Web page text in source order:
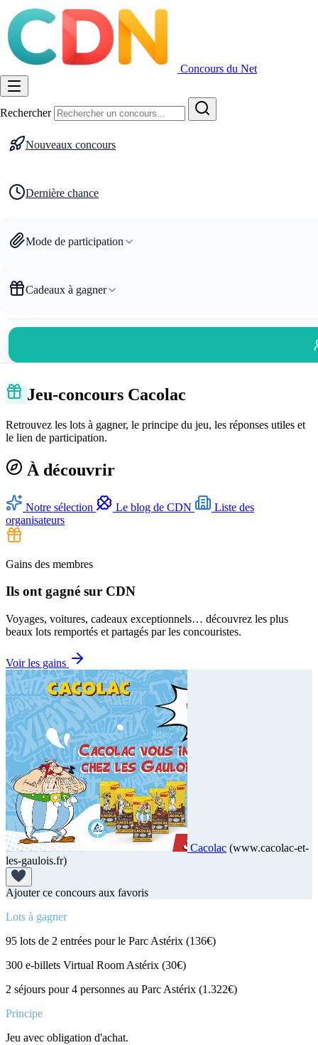
Concours du Net
Rechercher
Nouveaux concours
Dernière chance
Mode de participation
Cadeaux à gagner
Jeu-concours Cacolac
Retrouvez les lots à gagner, le principe du jeu, les réponses utiles et
le lien de participation.
À découvrir
Notre sélection Le blog de CDN
Liste des
organisateurs
Gains des membres
Ils ont gagné sur CDN
Voyages, voitures, cadeaux exceptionnels… découvrez les plus
beaux lots remportés et partagés par les concouristes.
Voir les gains
Cacolac (www.cacolac-et-
les-gaulois.fr)
Ajouter ce concours aux favoris
Lots à gagner
95 lots de 2 entrées pour le Parc Astérix (136€)
300 e-billets Virtual Room Astérix (30€)
2 séjours pour 4 personnes au Parc Astérix (1.322€)
Principe
Jeu avec obligation d'achat.